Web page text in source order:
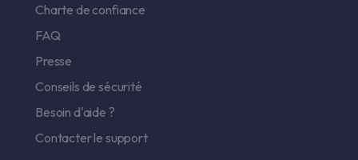
Charte de confiance
FAQ
Presse
Conseils de sécurité
Besoin d'aide ?
Contacter le support